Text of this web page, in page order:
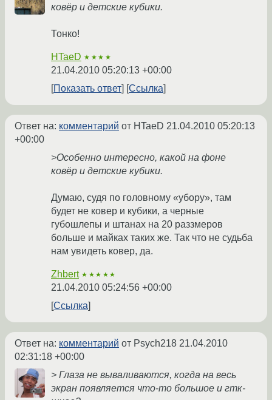
ковёр и детские кубики.
Тонко!
HTaeD ★★★★
21.04.2010 05:20:13 +00:00
Показать ответ
Ссылка
Ответ на: комментарий от HTaeD 21.04.2010 05:20:13
+00:00
>Особенно интересно, какой на фоне
ковёр и детские кубики.
Думаю, судя по головному «убору», там
будет не ковер и кубики, а черные
губошлепы и штанах на 20 раззмеров
больше и майках таких же. Так что не судьба
нам увидеть ковер, да.
Zhbert ★★★★★
21.04.2010 05:24:56 +00:00
Ссылка
Ответ на: комментарий от Psych218 21.04.2010
02:31:18 +00:00
> Глаза не вываливаются, когда на весь
экран появляется что-то большое и гтк-